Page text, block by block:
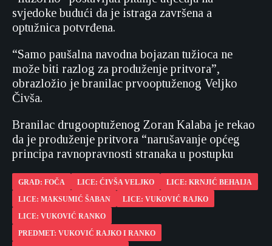
svjedoke budući da je istraga završena a
optužnica potvrđena.
“Samo paušalna navodna bojazan tužioca ne
može biti razlog za produženje pritvora”,
obrazložio je branilac prvooptuženog Veljko
Čivša.
Branilac drugooptuženog Zoran Kalaba je rekao
da je produženje pritvora “narušavanje općeg
principa ravnopravnosti stranaka u postupku
GRAD: FOČA LICE: ĆIVŠA VELJKO
LICE: KRNJIĆ BEHAIJA
LICE: MAKSUMIĆ ŠABAN
LICE: VUKOVIĆ RAJKO
LICE: VUKOVIĆ RANKO
PREDMET: VUKOVIĆ RAJKO I RANKO